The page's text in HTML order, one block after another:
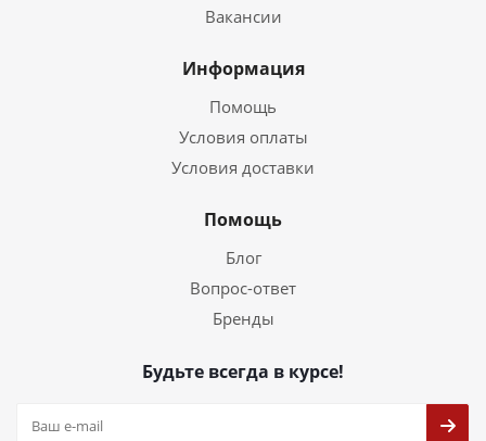
Вакансии
Информация
Помощь
Условия оплаты
Условия доставки
Помощь
Блог
Вопрос-ответ
Бренды
Будьте всегда в курсе!